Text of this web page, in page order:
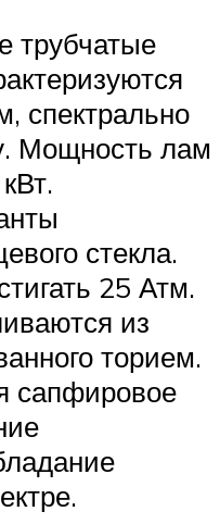
трубчатые
спектрально
Мощность лам
стекла.
25 Атм.
из
торием.
сапфировое